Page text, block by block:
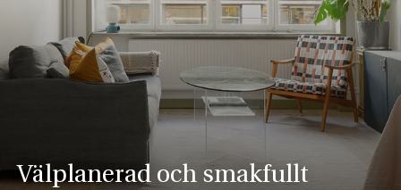
Välplanerad och smakfullt